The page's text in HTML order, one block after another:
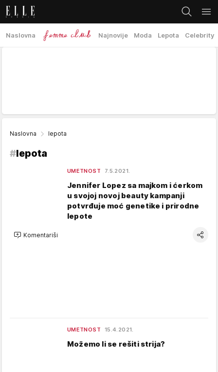
Naslovna Najnovije Moda Lepota Celebrity
Naslovna lepota
#lepota
UMETNOST 7.5.2021.
Jennifer Lopez sa majkom i ćerkom
u svojoj novoj beauty kampanji
potvrđuje moć genetike i prirodne
lepote
Komentariši
UMETNOST 15.4.2021.
Možemo li se rešiti strija?